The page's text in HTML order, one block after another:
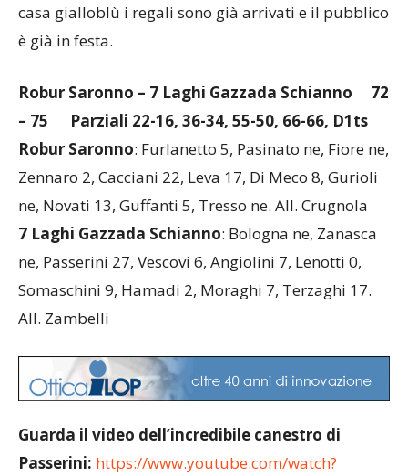
casa gialloblù i regali sono già arrivati e il pubblico
è già in festa.
Robur Saronno – 7 Laghi Gazzada Schianno
72
– 75 Parziali 22-16, 36-34, 55-50, 66-66, D1ts
Robur Saronno: Furlanetto 5, Pasinato ne, Fiore ne,
Zennaro 2, Cacciani 22, Leva 17, Di Meco 8, Gurioli
ne, Novati 13, Guffanti 5, Tresso ne. All. Crugnola
7 Laghi Gazzada Schianno: Bologna ne, Zanasca
ne, Passerini 27, Vescovi 6, Angiolini 7, Lenotti 0,
Somaschini 9, Hamadi 2, Moraghi 7, Terzaghi 17.
All. Zambelli
Guarda il video dell’incredibile canestro di
Passerini: https://www.youtube.com/watch?